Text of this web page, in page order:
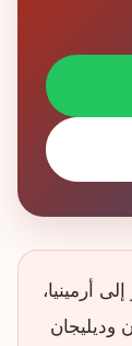
أرمينيا،
وديليجان